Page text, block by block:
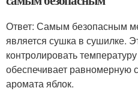
Ответ: Самым безопасным
является сушка в сушилке.
контролировать
обеспечивает равномерную
аромата яблок.